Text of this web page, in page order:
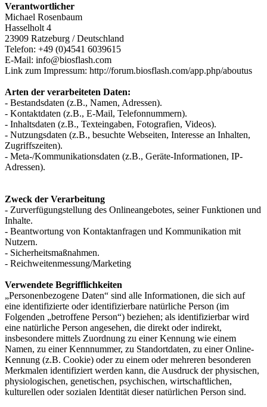
Verantwortlicher
Michael Rosenbaum
Hasselholt 4
23909 Ratzeburg / Deutschland
Telefon: +49 (0)4541 6039615
E-Mail: info@biosflash.com
Link zum Impressum: http://forum.biosflash.com/app.php/aboutus
Arten der verarbeiteten Daten:
- Bestandsdaten (z.B., Namen, Adressen).
- Kontaktdaten (z.B., E-Mail, Telefonnummern).
- Inhaltsdaten (z.B., Texteingaben, Fotografien, Videos).
- Nutzungsdaten (z.B., besuchte Webseiten, Interesse an Inhalten,
Zugriffszeiten).
- Meta-/Kommunikationsdaten (z.B., Geräte-Informationen, IP-
Adressen).
Zweck der Verarbeitung
- Zurverfügungstellung des Onlineangebotes, seiner Funktionen und
Inhalte.
- Beantwortung von Kontaktanfragen und Kommunikation mit
Nutzern.
- Sicherheitsmaßnahmen.
- Reichweitenmessung/Marketing
Verwendete Begrifflichkeiten
„Personenbezogene Daten“ sind alle Informationen, die sich auf
eine identifizierte oder identifizierbare natürliche Person (im
Folgenden „betroffene Person“) beziehen; als identifizierbar wird
eine natürliche Person angesehen, die direkt oder indirekt,
insbesondere mittels Zuordnung zu einer Kennung wie einem
Namen, zu einer Kennnummer, zu Standortdaten, zu einer Online-
Kennung (z.B. Cookie) oder zu einem oder mehreren besonderen
Merkmalen identifiziert werden kann, die Ausdruck der physischen,
physiologischen, genetischen, psychischen, wirtschaftlichen,
kulturellen oder sozialen Identität dieser natürlichen Person sind.